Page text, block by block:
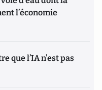
l’économie
que l’IA n’est pas